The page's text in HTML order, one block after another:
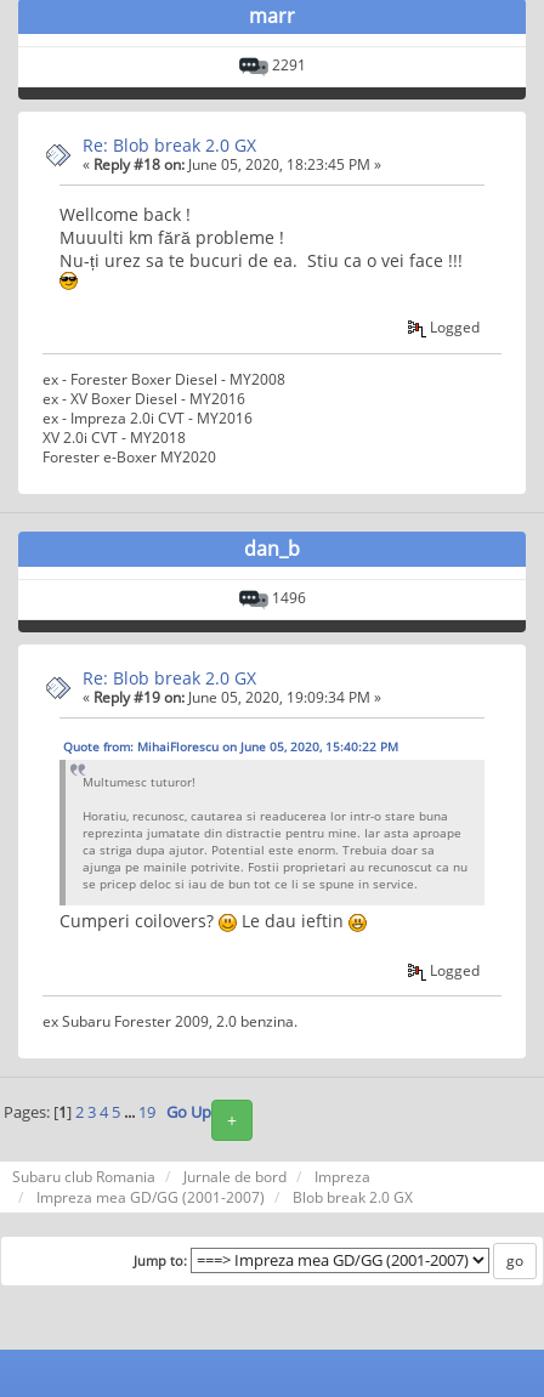
marr
2291
Re: Blob break 2.0 GX
« Reply #18 on: June 05, 2020, 18:23:45 PM »
Wellcome back !
Muuulti km fără probleme !
Nu-ți urez sa te bucuri de ea. Stiu ca o vei face !!!
Logged
ex - Forester Boxer Diesel - MY2008
ex - XV Boxer Diesel - MY2016
ex - Impreza 2.0i CVT - MY2016
XV 2.0i CVT - MY2018
Forester e-Boxer MY2020
dan_b
1496
Re: Blob break 2.0 GX
« Reply #19 on: June 05, 2020, 19:09:34 PM »
Quote from: MihaiFlorescu on June 05, 2020, 15:40:22 PM
Multumesc tuturor!
Horatiu, recunosc, cautarea si readucerea lor intr-o stare buna
reprezinta jumatate din distractie pentru mine. Iar asta aproape
ca striga dupa ajutor. Potential este enorm. Trebuia doar sa
ajunga pe mainile potrivite. Fostii proprietari au recunoscut ca nu
se pricep deloc si iau de bun tot ce li se spune in service.
Cumperi coilovers? Le dau ieftin
Logged
ex Subaru Forester 2009, 2.0 benzina.
+
Pages: [1]2 3 4 5 ... 19 Go Up
Subaru club Romania Jurnale de bord
Impreza
Impreza mea GD/GG (2001-2007)
Blob break 2.0 GX
Jump to: